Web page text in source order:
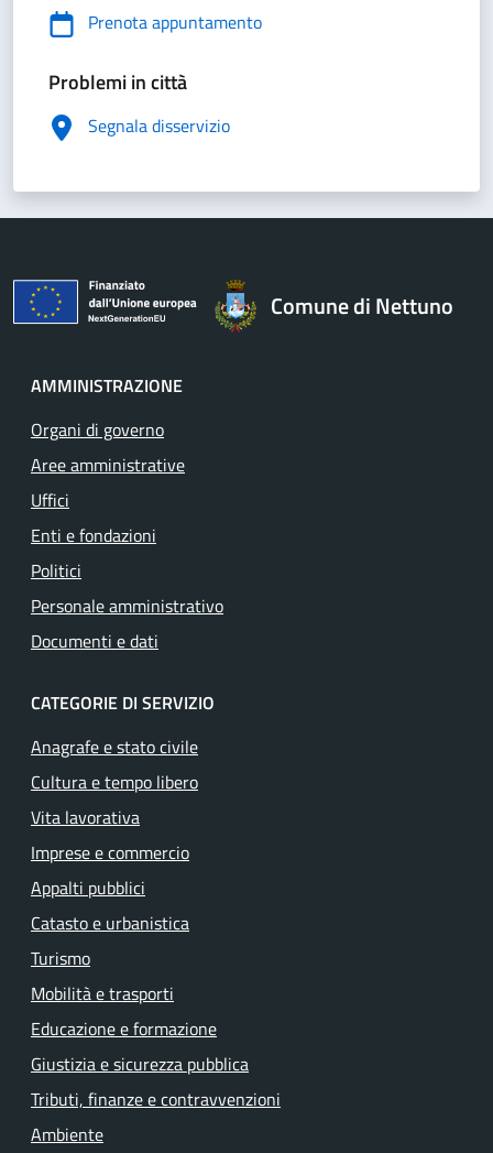
Prenota appuntamento
Problemi in città
Segnala disservizio
Comune di Nettuno
AMMINISTRAZIONE
Organi di governo
Aree amministrative
Uffici
Enti e fondazioni
Politici
Personale amministrativo
Documenti e dati
CATEGORIE DI SERVIZIO
Anagrafe e stato civile
Cultura e tempo libero
Vita lavorativa
Imprese e commercio
Appalti pubblici
Catasto e urbanistica
Turismo
Mobilità e trasporti
Educazione e formazione
Giustizia e sicurezza pubblica
Tributi, finanze e contravvenzioni
Ambiente